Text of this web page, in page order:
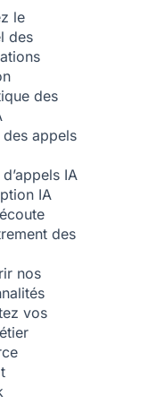
le
des
des
appels
IA
IA
des
nos
vos